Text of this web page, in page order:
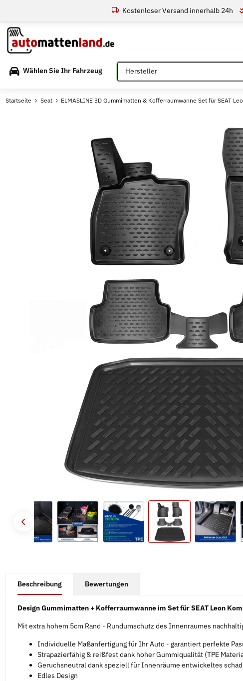
Kostenloser Versand innerhalb 24h
Wählen Sie Ihr Fahrzeug Bitte auswählen
Startseite Seat ELMASLINE 3D Gummimatten & Kofferraumwanne Set für SEAT
Beschreibung Bewertungen
Design Gummimatten + Kofferraumwanne im Set für SEAT Leon
Mit extra hohem 5cm Rand - Rundumschutz des Innenraumes
Individuelle Maßanfertigung für Ihr Auto - garantiert perfekte
Strapazierfähig & reißfest dank hoher Gummiqualität (TPE
Geruchsneutral dank speziell für Innenräume entwickeltes
Edles Design